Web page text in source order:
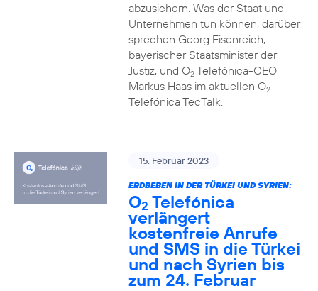
abzusichern. Was der Staat und
Unternehmen tun können, darüber
sprechen Georg Eisenreich,
bayerischer Staatsminister der
Justiz, und O2Telefónica-CEO
Markus Haas im aktuellen O2
Telefónica TecTalk.
15. Februar 2023
ERDBEBEN IN DER TÜRKEI UND SYRIEN:
O2 Telefónica
verlängert
kostenfreie Anrufe
und SMS in die Türkei
und nach Syrien bis
zum 24. Februar